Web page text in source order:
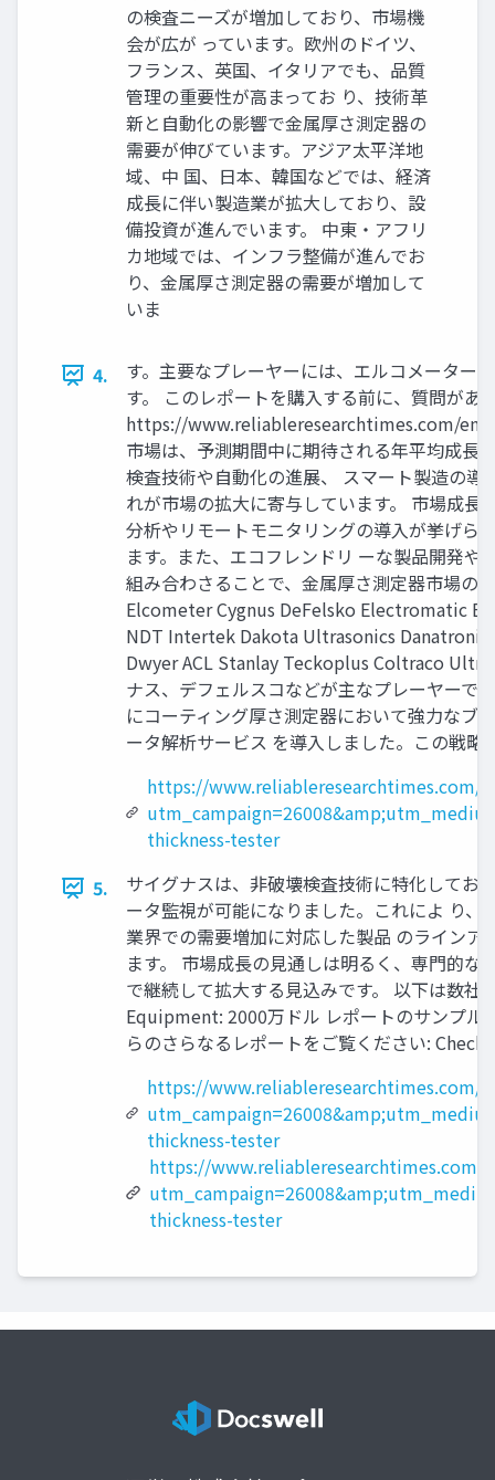
の検査ニーズが増加しており、市場機
会が広が っています。欧州のドイツ、
フランス、英国、イタリアでも、品質
管理の重要性が高まってお り、技術革
新と自動化の影響で金属厚さ測定器の
需要が伸びています。アジア太平洋地
域、中 国、日本、韓国などでは、経済
成長に伴い製造業が拡大しており、設
備投資が進んでいます。 中東・アフリ
カ地域では、インフラ整備が進んでお
り、金属厚さ測定器の需要が増加して
いま
4.
す。主要なプレーヤーには、エルコメーター
す。 このレポートを購入する前に、質問が
https://www.reliableresearchtimes.com/
市場は、予測期間中に期待される年平均成長
検査技術や自動化の進展、 スマート製造の
れが市場の拡大に寄与しています。 市場成
分析やリモートモニタリングの導入が挙げら
ます。また、エコフレンドリ ーな製品開発
組み合わさることで、金属厚さ測定器市場の
Elcometer Cygnus DeFelsko Electromatic
NDT Intertek Dakota Ultrasonics
Dwyer ACL Stanlay Teckoplus Coltraco
ナス、デフェルスコなどが主なプレーヤーで
にコーティング厚さ測定器において強力なブ
ータ解析サービス を導入しました。この戦
https://www.reliableresearchtimes.com/
thickness-tester
5.
サイグナスは、非破壊検査技術に特化してお
ータ監視が可能になりました。これによ り
業界での需要増加に対応した製品 のライン
ます。 市場成長の見通しは明るく、専門的
で継続して拡大する見込みです。 以下は数
Equipment: 2000万ドル レポートのサンプ
らのさらなるレポートをご覧ください:
https://www.reliableresearchtimes.com/
thickness-tester
https://www.reliableresearchtimes.com/?
thickness-tester